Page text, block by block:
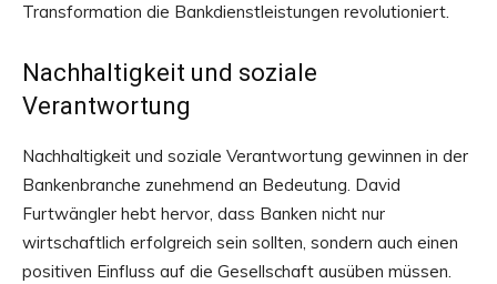
Transformation die Bankdienstleistungen revolutioniert.
Nachhaltigkeit und soziale
Verantwortung
Nachhaltigkeit und soziale Verantwortung gewinnen in der
Bankenbranche zunehmend an Bedeutung. David
Furtwängler hebt hervor, dass Banken nicht nur
wirtschaftlich erfolgreich sein sollten, sondern auch einen
positiven Einfluss auf die Gesellschaft ausüben müssen.